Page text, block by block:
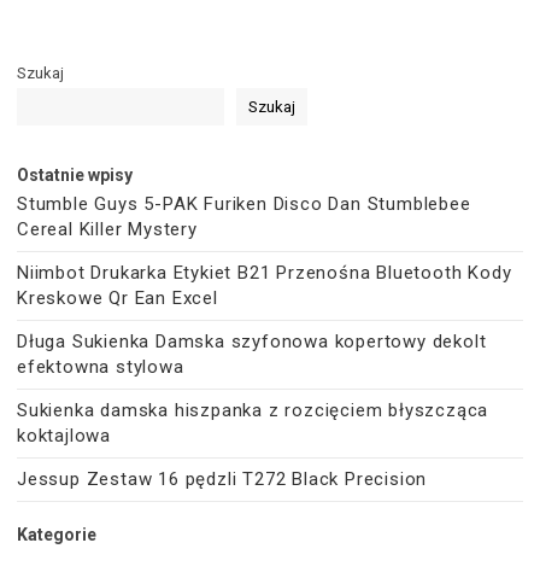
Szukaj
Szukaj
Ostatnie wpisy
Stumble Guys 5-PAK Furiken Disco Dan Stumblebee
Cereal Killer Mystery
Niimbot Drukarka Etykiet B21 Przenośna Bluetooth Kody
Kreskowe Qr Ean Excel
Długa Sukienka Damska szyfonowa kopertowy dekolt
efektowna stylowa
Sukienka damska hiszpanka z rozcięciem błyszcząca
koktajlowa
Jessup Zestaw 16 pędzli T272 Black Precision
Kategorie